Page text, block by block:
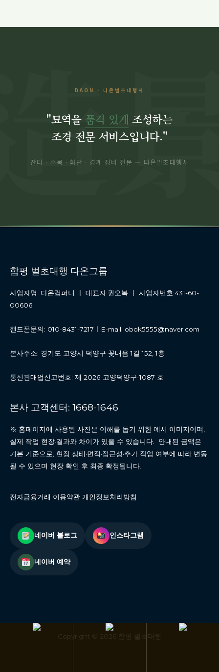
DAON · 다온벌초대행사
"묘역을 품격 있게 조성하는
조경 전문 서비스입니다."
잔디 · 수목 · 화단 · 경계 정비 전문 — 다온벌초대행사
함평 벌초대행 다온그룹
사업자명: 다온컴퍼니 ㅣ 대표자:권오복 ㅣ 사업자번호:431-60-
00606
핸드폰문의: 010-8431-7217ㅣE-mail: obok5555@naver.com
본사주소: 경기도 고양시 덕양구 꽃내음 1길 152, 1층
통신판매업신고번호: 제 2026-고양덕양구-1087 호
본사 고객센터: 1668-1646
※ 홈페이지에 사용된 사진은 이해를 돕기 위한 예시 이미지이며,
실제 작업 현장·결과와 차이가 있을 수 있습니다. 안내된 금액은
기본 기준으로, 현장 상태·면적·접근성·추가 작업 여부에 따라 변동
될 수 있으며 현장 확인 후 최종 확정됩니다.
전자금융거래 이용약관 개인정보처리방침
네이버 블로그 인스타그램
네이버 예약
Copyright © 2026 함평 벌초대행